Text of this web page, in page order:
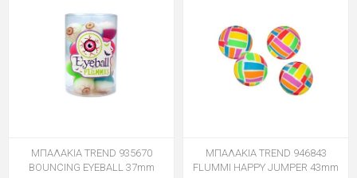
ΜΠΑΛΑΚΙΑ TREND 935670
BOUNCING EYEBALL 37mm
ΜΠΑΛΑΚΙΑ TREND 946843
FLUMMI HAPPY JUMPER 43mm